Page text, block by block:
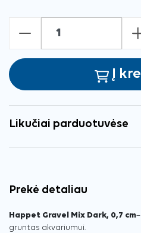
- +
Į
Likučiai parduotuvėse
Prekė detaliau
Happet Gravel Mix Dark, 0,7 cm
gruntas akvariumui.